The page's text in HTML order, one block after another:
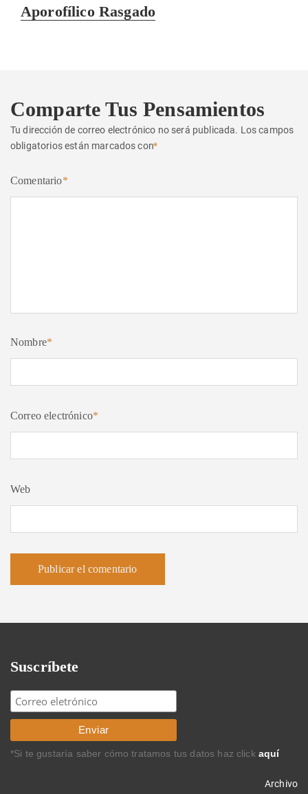
Entrada
Aporofílico Rasgado
Comparte Tus Pensamientos
Tu dirección de correo electrónico no será publicada. Los campos
obligatorios están marcados con*
Comentario*
Nombre*
Correo electrónico*
Web
Suscríbete
*Si te gustaría saber cómo tratamos tus datos haz click aquí
Archivo